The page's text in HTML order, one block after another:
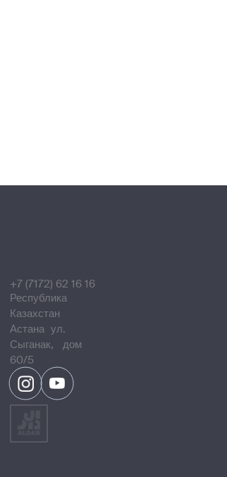
+7 (7172) 62 16 16
Республика
Казахстан
Астана ул.
Сыганак, дом
60/5